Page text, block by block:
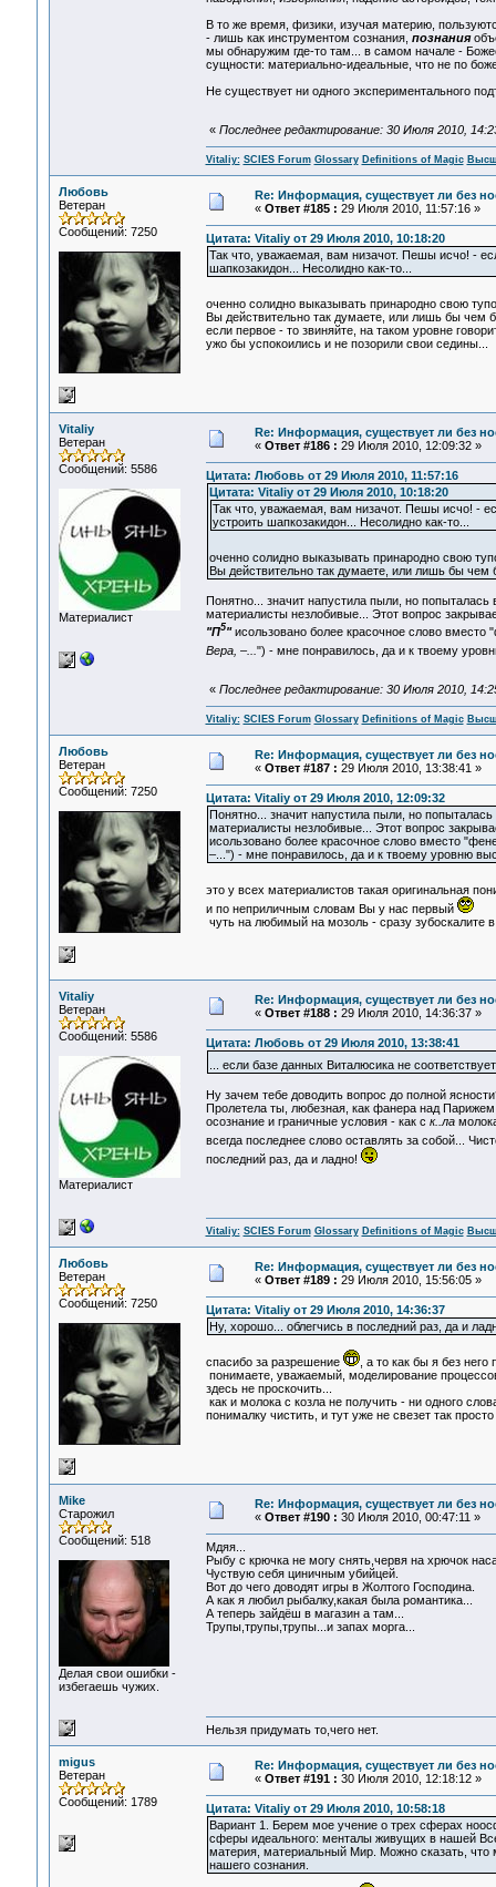
В то же время, физики, изучая материю,
- лишь как инструментом сознания, познания
мы обнаружим где-то там... в самом начале -
сущности: материально-идеальные, что не по
Не существует ни одного экспериментального
« Последнее редактирование: 30 Июля 2010,
Vitaliy: SCIES Forum Glossary Definitions of Magic
Любовь
Ветеран
Сообщений: 7250
Re: Информация, существует ли без
« Ответ #185 : 29 Июля 2010, 11:57:16 »
Цитата: Vitaliy от 29 Июля 2010, 10:18:20
Так что, уважаемая, вам низачот. Пешы исчо! -
шапкозакидон... Несолидно как-то...
оченно солидно выказывать принародно свою
Вы действительно так думаете, или лишь бы чем
если первое - то звиняйте, на таком уровне
ужо бы успокоились и не позорили свои седины...
Vitaliy
Ветеран
Сообщений: 5586
Материалист
Re: Информация, существует ли без
« Ответ #186 : 29 Июля 2010, 12:09:32 »
Цитата: Любовь от 29 Июля 2010, 11:57:16
Цитата: Vitaliy от 29 Июля 2010, 10:18:20
Так что, уважаемая, вам низачот. Пешы исчо! -
устроить шапкозакидон... Несолидно как-то...
оченно солидно выказывать принародно свою
Вы действительно так думаете, или лишь бы чем
Понятно... значит напустила пыли, но
материалисты незлобивые... Этот вопрос
"П5"исользовано более красочное слово вместо
Вера, –... ") - мне понравилось, да и к твоему
« Последнее редактирование: 30 Июля 2010,
Vitaliy: SCIES Forum Glossary Definitions of Magic
Любовь
Ветеран
Сообщений: 7250
Re: Информация, существует ли без
« Ответ #187 : 29 Июля 2010, 13:38:41 »
Цитата: Vitaliy от 29 Июля 2010, 12:09:32
Понятно... значит напустила пыли, но
материалисты незлобивые... Этот вопрос
исользовано более красочное слово вместо
–...") - мне понравилось, да и к твоему уровню
это у всех материалистов такая оригинальная
и по неприличным словам Вы у нас первый
чуть на любимый на мозоль - сразу зубоскалите
Vitaliy
Ветеран
Сообщений: 5586
Материалист
Re: Информация, существует ли без
« Ответ #188 : 29 Июля 2010, 14:36:37 »
Цитата: Любовь от 29 Июля 2010, 13:38:41
... если базе данных Виталюсика не
Ну зачем тебе доводить вопрос до полной
Пролетела ты, любезная, как фанера над
осознание и граничные условия - как с к..ла
всегда последнее слово оставлять за собой...
последний раз, да и ладно!
Vitaliy: SCIES Forum Glossary Definitions of Magic
Любовь
Ветеран
Сообщений: 7250
Re: Информация, существует ли без
« Ответ #189 : 29 Июля 2010, 15:56:05 »
Цитата: Vitaliy от 29 Июля 2010, 14:36:37
Ну, хорошо... облегчись в последний раз, да и
спасибо за разрешение
, а то как бы я без него
понимаете, уважаемый, моделирование
здесь не проскочить...
как и молока с козла не получить - ни одного
понималку чистить, и тут уже не свезет так
Mike
Старожил
Сообщений: 518
Делая свои ошибки -
избегаешь чужих.
Re: Информация, существует ли без
« Ответ #190 : 30 Июля 2010, 00:47:11 »
Мдяя...
Рыбу с крючка не могу снять,червя на хрючок
Чуствую себя циничным убийцей.
Вот до чего доводят игры в Жолтого Господина.
А как я любил рыбалку,какая была романтика...
А теперь зайдёш в магазин а там...
Трупы,трупы,трупы...и запах морга...
Нельзя придумать то,чего нет.
migus
Ветеран
Сообщений: 1789
Re: Информация, существует ли без
« Ответ #191 : 30 Июля 2010, 12:18:12 »
Цитата: Vitaliy от 29 Июля 2010, 10:58:18
Вариант 1. Берем мое учение о трех сферах
сферы идеального: менталы живущих в нашей
материя, материальный Мир. Можно сказать, что
нашего сознания.